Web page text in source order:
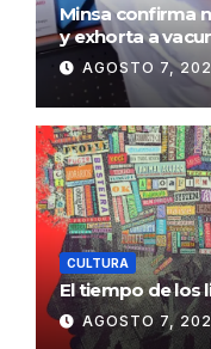
Minsa confirma
y exhorta a
AGOSTO 7,
CULTURA
El tiempo de los
AGOSTO 7,